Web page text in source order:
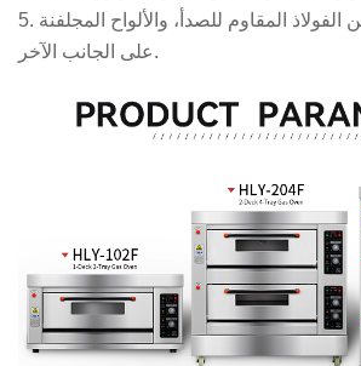
5. الجانب الأمامي من الفولاذ المقاوم للصدأ، والألواح المجلفنة
على الجانب الآخر.